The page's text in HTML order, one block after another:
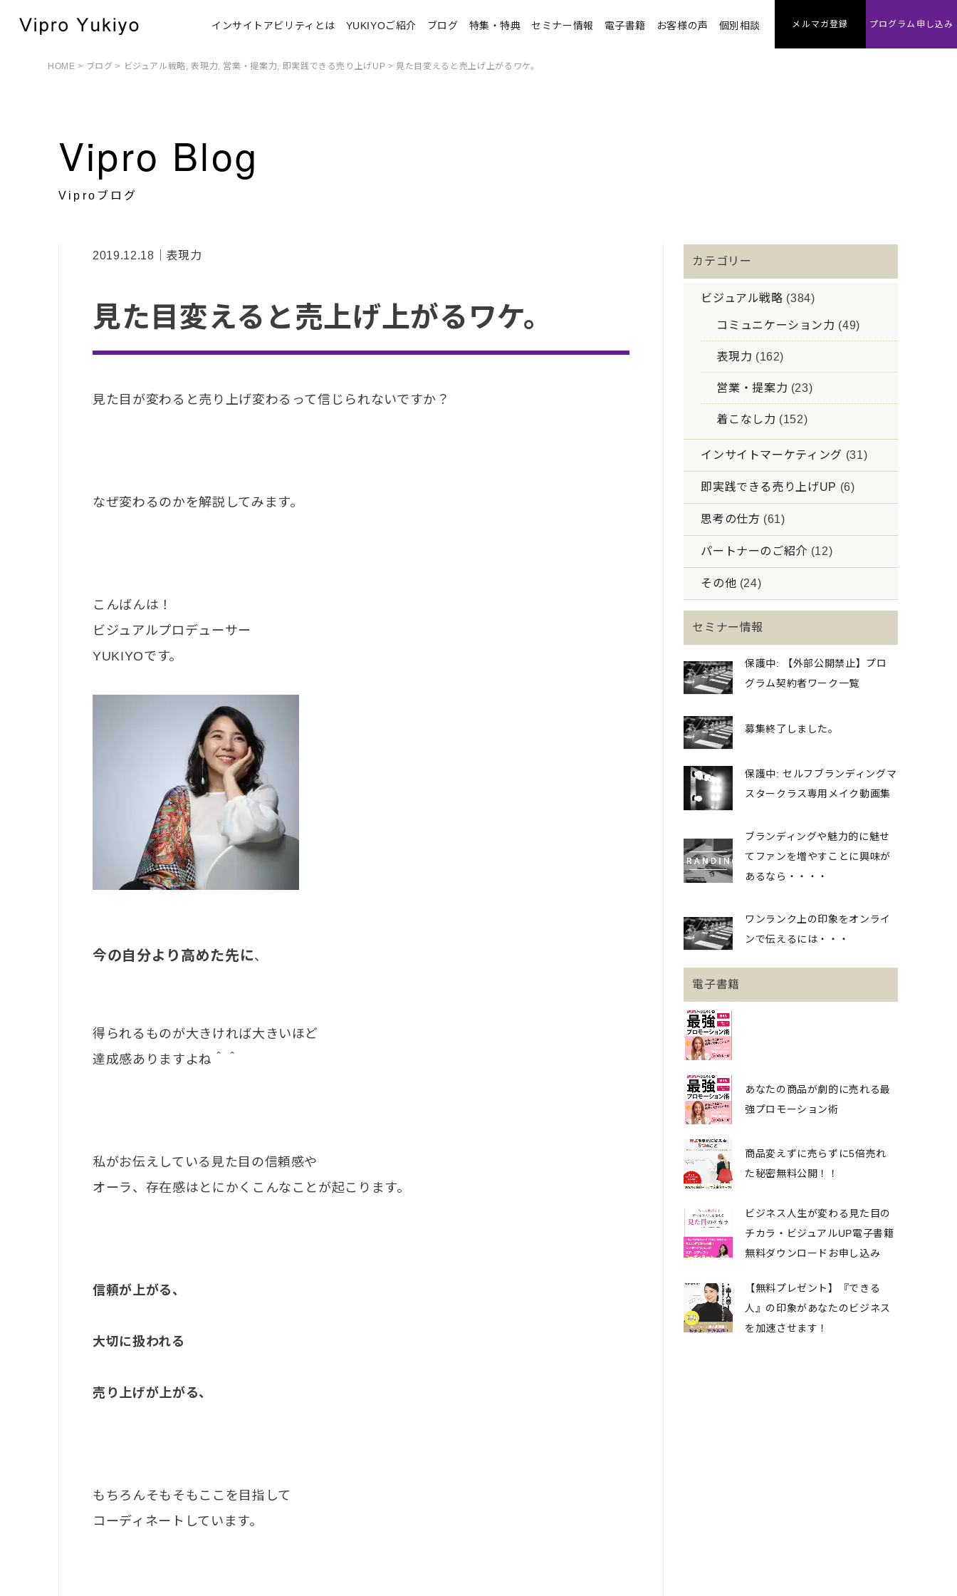
インサイトアビリティとは YUKIYOご紹介 ブログ 特集・特典 セミナー情報 電子書籍 お客様の声 個別相談 メルマガ登録 プログラム申し込み
HOME > ブログ > ビジュアル戦略 ,表現力 営業・提案力 即実践できる売り上げUP > 見た目変えると売上げ上がるワケ。
Vipro Blog
Viproブログ
2019.12.18｜表現力
見た目変えると売上げ上がるワケ。
見た目が変わると売り上げ変わるって信じられないですか？
なぜ変わるのかを解説してみます。
こんばんは！
ビジュアルプロデューサー
YUKIYOです。
今の自分より高めた先に、
得られるものが大きければ大きいほど
達成感ありますよね＾＾
私がお伝えしている見た目の信頼感や
オーラ、存在感はとにかくこんなことが起こります。
信頼が上がる、
大切に扱われる
売り上げが上がる、
もちろんそもそもここを目指して
コーディネートしています。
カテゴリー
ビジュアル戦略 (384)
コミュニケーション力 (49)
表現力 (162)
営業・提案力 (23)
着こなし力 (152)
インサイトマーケティング (31)
即実践できる売り上げUP (6)
思考の仕方 (61)
パートナーのご紹介 (12)
その他 (24)
セミナー情報
保護中: 【外部公開禁止】プロ
グラム契約者ワーク一覧
募集終了しました。
保護中: セルフブランディングマ
スタークラス専用メイク動画集
ブランディングや魅力的に魅せ
てファンを増やすことに興味が
あるなら・・・・
ワンランク上の印象をオンライ
ンで伝えるには・・・
電子書籍
あなたの商品が劇的に売れる最
強プロモーション術
商品変えずに売らずに5倍売れ
た秘密無料公開！！
ビジネス人生が変わる見た目の
チカラ・ビジュアルUP電子書籍
無料ダウンロードお申し込み
【無料プレゼント】『できる
人』の印象があなたのビジネス
を加速させます！